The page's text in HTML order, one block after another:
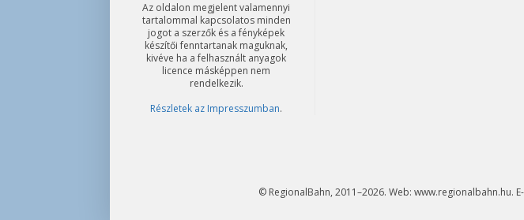
Az oldalon megjelent valamennyi
tartalommal kapcsolatos minden
jogot a szerzők és a fényképek
készítői fenntartanak maguknak,
kivéve ha a felhasznált anyagok
licence másképpen nem
rendelkezik.
Részletek az Impresszumban.
© RegionalBahn, 2011–2026. Web: www.regionalbahn.hu.